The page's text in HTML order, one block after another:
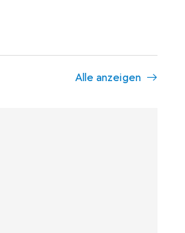
Alle anzeigen